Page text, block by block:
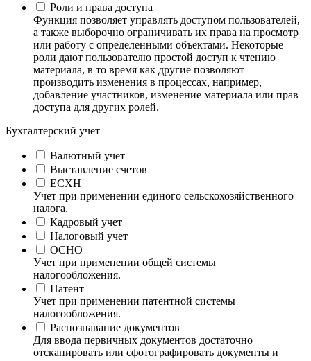
Роли и права доступа
Функция позволяет управлять доступом пользователей,
а также выборочно ограничивать их права на просмотр
или работу с определенными объектами. Некоторые
роли дают пользователю простой доступ к чтению
материала, в то время как другие позволяют
производить изменения в процессах, например,
добавление участников, изменение материала или прав
доступа для других ролей.
Бухгалтерский учет
Валютный учет
Выставление счетов
ЕСХН
Учет при применении единого сельскохозяйственного
налога.
Кадровый учет
Налоговый учет
ОСНО
Учет при применении общей системы
налогообложения.
Патент
Учет при применении патентной системы
налогообложения.
Распознавание документов
Для ввода первичных документов достаточно
отсканировать или сфотографировать документы и